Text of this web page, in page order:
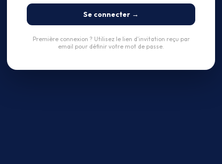
Se connecter →
Première connexion ? Utilisez le lien d'invitation reçu par
email pour définir votre mot de passe.